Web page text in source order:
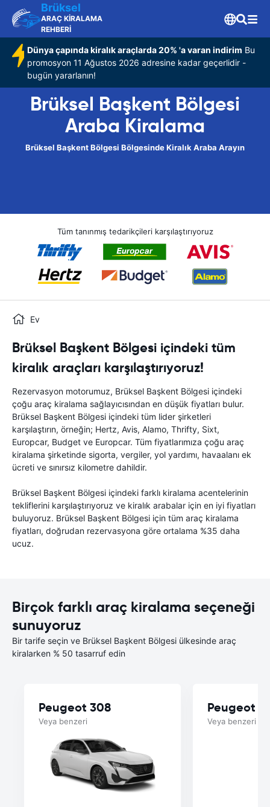
Brüksel
ARAÇ KİRALAMA
REHBERİ
Dünya çapında kiralık araçlarda 20% 'a varan indirim Bu
promosyon 11 Ağustos 2026 adresine kadar geçerlidir -
bugün yararlanın!
Brüksel Başkent Bölgesi
Araba Kiralama
Brüksel Başkent Bölgesi Bölgesinde Kiralık Araba Arayın
Tüm tanınmış tedarikçileri karşılaştırıyoruz
Ev
Brüksel Başkent Bölgesi içindeki tüm
kiralık araçları karşılaştırıyoruz!
Rezervasyon motorumuz, Brüksel Başkent Bölgesi içindeki
çoğu araç kiralama sağlayıcısından en düşük fiyatları bulur.
Brüksel Başkent Bölgesi içindeki tüm lider şirketleri
karşılaştırın, örneğin; Hertz, Avis, Alamo, Thrifty, Sixt,
Europcar, Budget ve Europcar. Tüm fiyatlarımıza çoğu araç
kiralama şirketinde sigorta, vergiler, yol yardımı, havaalanı ek
ücreti ve sınırsız kilometre dahildir.
Brüksel Başkent Bölgesi içindeki farklı kiralama acentelerinin
tekliflerini karşılaştırıyoruz ve kiralık arabalar için en iyi fiyatları
buluyoruz. Brüksel Başkent Bölgesi için tüm araç kiralama
fiyatları, doğrudan rezervasyona göre ortalama %35 daha
ucuz.
Birçok farklı araç kiralama seçeneği
sunuyoruz
Bir tarife seçin ve Brüksel Başkent Bölgesi ülkesinde araç
kiralarken % 50 tasarruf edin
Peugeot 308
Veya benzeri
Peugeot
Veya benzeri